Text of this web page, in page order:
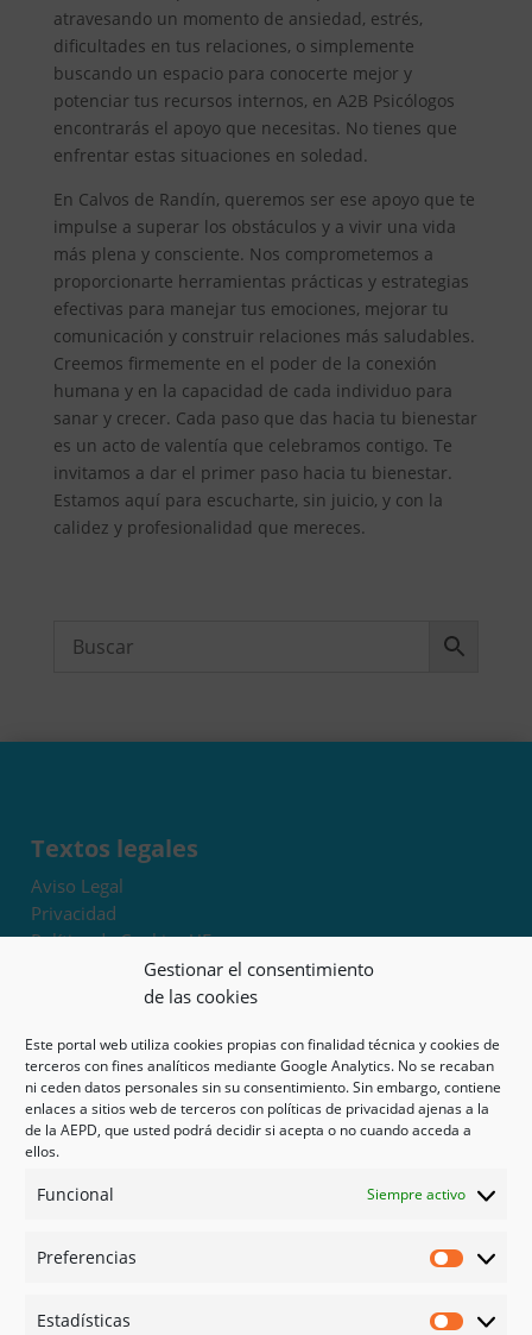
Gestionar el consentimiento
de las cookies
Este portal web utiliza cookies propias con finalidad técnica y cookies de
terceros con fines analíticos mediante Google Analytics. No se recaban
ni ceden datos personales sin su consentimiento. Sin embargo, contiene
enlaces a sitios web de terceros con políticas de privacidad ajenas a la
de la AEPD, que usted podrá decidir si acepta o no cuando acceda a
ellos.
Funcional Siempre activo
Preferencias
Estadísticas
atravesando un momento de ansiedad, estrés,
dificultades en tus relaciones, o simplemente
buscando un espacio para conocerte mejor y
potenciar tus recursos internos, en A2B Psicólogos
encontrarás el apoyo que necesitas. No tienes que
enfrentar estas situaciones en soledad.
En Calvos de Randín, queremos ser ese apoyo que te
impulse a superar los obstáculos y a vivir una vida
más plena y consciente. Nos comprometemos a
proporcionarte herramientas prácticas y estrategias
efectivas para manejar tus emociones, mejorar tu
comunicación y construir relaciones más saludables.
Creemos firmemente en el poder de la conexión
humana y en la capacidad de cada individuo para
sanar y crecer. Cada paso que das hacia tu bienestar
es un acto de valentía que celebramos contigo. Te
invitamos a dar el primer paso hacia tu bienestar.
Estamos aquí para escucharte, sin juicio, y con la
calidez y profesionalidad que mereces.
Textos legales
Aviso Legal
Privacidad
Política de Cookies UE
Términos y condiciones
Exoneración de responsabilidad
Mapa del sitio
Mi cuenta
Tienda
Psicología en Murcia
Guías
Redes sociales
Instagram